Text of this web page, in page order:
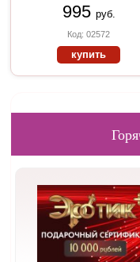
995 руб.
Код: 02572
купить